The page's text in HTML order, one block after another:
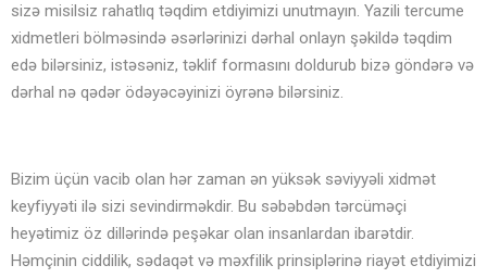
sizə misilsiz rahatlıq təqdim etdiyimizi unutmayın. Yazili tercume
xidmetleri bölməsində əsərlərinizi dərhal onlayn şəkildə təqdim
edə bilərsiniz, istəsəniz, təklif formasını doldurub bizə göndərə və
dərhal nə qədər ödəyəcəyinizi öyrənə bilərsiniz.
Bizim üçün vacib olan hər zaman ən yüksək səviyyəli xidmət
keyfiyyəti ilə sizi sevindirməkdir. Bu səbəbdən tərcüməçi
heyətimiz öz dillərində peşəkar olan insanlardan ibarətdir.
Həmçinin ciddilik, sədaqət və məxfilik prinsiplərinə riayət etdiyimizi